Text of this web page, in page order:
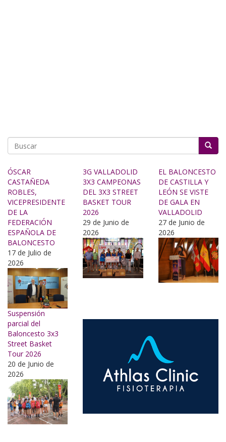
ÓSCAR
CASTAÑEDA
ROBLES,
VICEPRESIDENTE
DE LA
FEDERACIÓN
ESPAÑOLA DE
BALONCESTO
17 de Julio de
2026
3G VALLADOLID
3X3 CAMPEONAS
DEL 3X3 STREET
BASKET TOUR
2026
29 de Junio de
2026
EL BALONCESTO
DE CASTILLA Y
LEÓN SE VISTE
DE GALA EN
VALLADOLID
27 de Junio de
2026
Suspensión
parcial del
Baloncesto 3x3
Street Basket
Tour 2026
20 de Junio de
2026